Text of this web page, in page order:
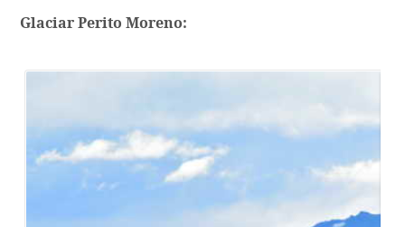
Glaciar Perito Moreno: